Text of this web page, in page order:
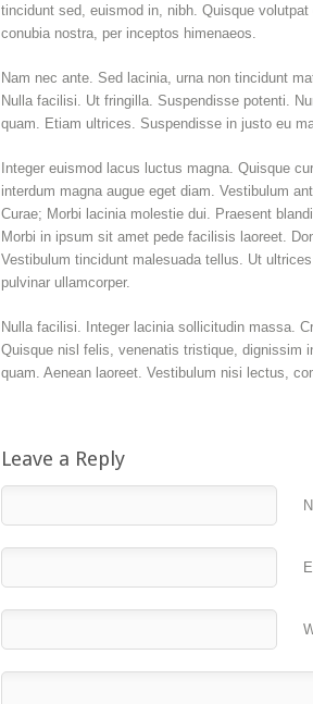
tincidunt sed, euismod in, nibh. Quisque
conubia nostra, per inceptos himenaeos.
Nam nec ante. Sed lacinia, urna non tincidunt
Nulla facilisi. Ut fringilla. Suspendisse potenti.
quam. Etiam ultrices. Suspendisse in justo eu
Integer euismod lacus luctus magna. Quisque
interdum magna augue eget diam. Vestibulum
Curae; Morbi lacinia molestie dui. Praesent
Morbi in ipsum sit amet pede facilisis laoreet.
Vestibulum tincidunt malesuada tellus. Ut
pulvinar ullamcorper.
Nulla facilisi. Integer lacinia sollicitudin massa.
Quisque nisl felis, venenatis tristique, dignissim
quam. Aenean laoreet. Vestibulum nisi lectus,
Leave a Reply